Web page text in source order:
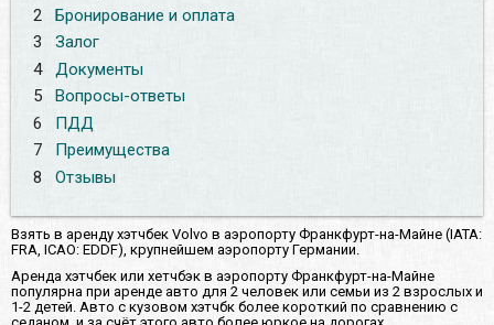
2
Бронирование и оплата
3
Залог
4
Документы
5
Вопросы-ответы
6
ПДД
7
Преимущества
8
Отзывы
Взять в аренду хэтчбек Volvo в аэропорту Франкфурт-на-Майне (IATA:
FRA, ICAO: EDDF), крупнейшем аэропорту Германии.
Аренда хэтчбек или хетчбэк в аэропорту Франкфурт-на-Майне
популярна при аренде авто для 2 человек или семьи из 2 взрослых и
1-2 детей. Авто с кузовом хэтчбк более короткий по сравнению с